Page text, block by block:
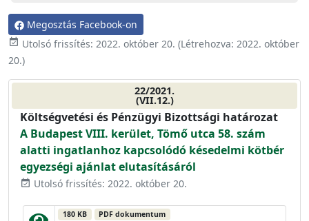
Megosztás Facebook-on
event_available Utolsó frissítés: 2022. október 20. (Létrehozva: 2022. október
20.)
22/2021.
(VII.12.)
Költségvetési és Pénzügyi Bizottsági határozat
A Budapest VIII. kerület, Tömő utca 58. szám
alatti ingatlanhoz kapcsolódó késedelmi kötbér
egyezségi ajánlat elutasításáról
event_available Utolsó frissítés: 2022. október 20.
180 KB PDF dokumentum